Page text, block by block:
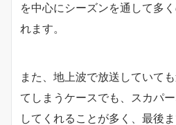
を中心にシーズンを通して多
れます。
また、地上波で放送していて
てしまうケースでも、スカパ
してくれることが多く、最後